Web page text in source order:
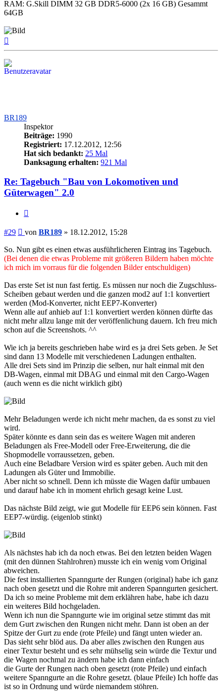
RAM: G.Skill DIMM 32 GB DDR5-6000 (2x 16 GB) Gesammt
64GB
BR189
Inspektor
Beiträge: 1990
Registriert: 17.12.2012, 12:56
Hat sich bedankt: 25 Mal
Danksagung erhalten: 921 Mal
Re: Tagebuch "Bau von Lokomotiven und
Güterwagen" 2.0
#29 Beitrag
von BR189 » 18.12.2012, 15:28
So. Nun gibt es einen etwas ausführlicheren Eintrag ins Tagebuch.
(Bei denen die etwas Probleme mit größeren Bildern haben möchte
ich mich im vorraus für die folgenden Bilder entschuldigen)
Das erste Set ist nun fast fertig. Es müssen nur noch die Zugschluss-
Scheiben gebaut werden und die ganzen mod2 auf 1:1 konvertiert
werden (Mod-Konverter, nicht EEP7-Konverter)
Wenn alle auf anhieb auf 1:1 konvertiert werden können dürfte das
nicht mehr allzu lange mit der veröffenlichung dauern. Ich freu mich
schon auf die Screenshots. ^^
Wie ich ja bereits geschrieben habe wird es ja drei Sets geben. Je Set
sind dann 13 Modelle mit verschiedenen Ladungen enthalten.
Alle drei Sets sind im Prinzip die selben, nur halt einmal mit den
DB-Wagen, einmal mit DBAG und einmal mit den Cargo-Wagen
(auch wenn es die nicht wirklich gibt)
Mehr Beladungen werde ich nicht mehr machen, da es sonst zu viel
wird.
Später könnte es dann sein das es weitere Wagen mit anderen
Beladungen als Free-Modell oder Free-Erweiterung, die die
Shopmodelle vorraussetzen, geben.
Auch eine Beladbare Version wird es später geben. Auch mit den
Ladungen als Güter und Immobilie.
Aber nicht so schnell. Denn ich müsste die Wagen dafür umbauen
und darauf habe ich in moment ehrlich gesagt keine Lust.
Das nächste Bild zeigt, wie gut Modelle für EEP6 sein können. Fast
EEP7-würdig. (eigenlob stinkt)
Als nächstes hab ich da noch etwas. Bei den letzten beiden Wagen
(mit den dünnen Stahlrohren) musste ich ein wenig vom Original
abweichen.
Die fest installierten Spanngurte der Rungen (original) habe ich ganz
nach oben gesetzt und die Rohre mit anderen Spanngurten gesichert.
Da ich so meine Probleme mit dem erklähren habe, habe ich dazu
ein weiteres Bild hochgeladen.
Wenn ich nun die Spanngurte wie im original setze stimmt das mit
dem Gurt zwischen den Rungen nicht mehr. Dann ist oben an der
Spitze der Gurt zu ende (rote Pfeile) und fängt unten wieder an.
Das sieht sehr blöd aus. Da aber alles zwischen den Rungen aus
einer Textur besteht und es sehr mühselig sein würde die Textur und
die Wagen nochmal zu ändern habe ich dann einfach
die Gurte der Rungen nach oben gesetzt (rote Pfeile) und einfach
weitere Spanngurte an die Rohre gesetzt. (blaue Pfeile) Ich hoffe das
ist so in Ordnung und würde niemandem stöhren.